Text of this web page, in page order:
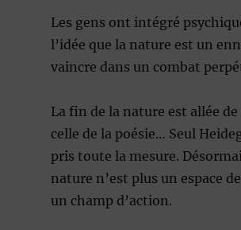
Les gens ont intégré
l’idée que la nature est un
vaincre dans un combat
La fin de la nature est allée de
celle de la poésie… Seul
pris toute la mesure.
nature n’est plus un espace
un champ d’action.